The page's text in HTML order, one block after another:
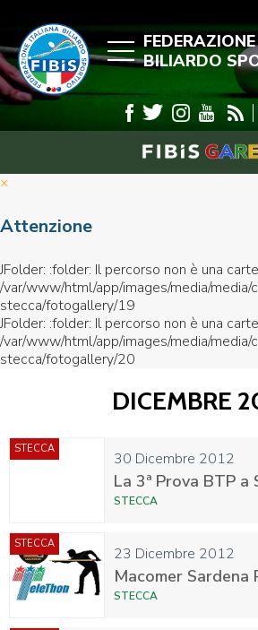
BILIARDO
×
Attenzione
JFolder: :folder: Il percorso non è una
/var/www/html/app/images/media/
stecca/fotogallery/19
JFolder: :folder: Il percorso non è una
/var/www/html/app/images/media/
stecca/fotogallery/20
DICEMBRE
30 Dicembre 2012
STECCA
La 3ª Prova BTP a
STECCA
23 Dicembre 2012
STECCA
Macomer
STECCA